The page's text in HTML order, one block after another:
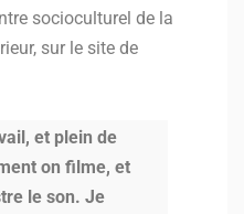
socioculturel de la
sur le site de
et plein de
on filme, et
le son. Je